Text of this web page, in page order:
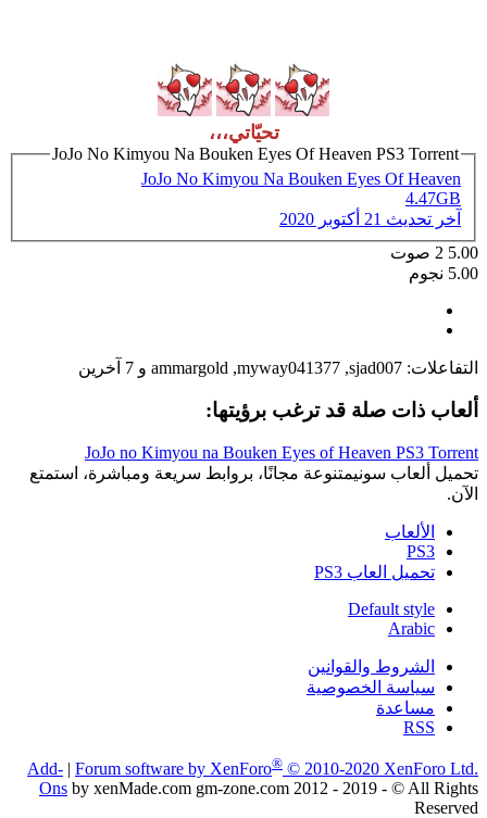
تحيّاتي،،،
JoJo No Kimyou Na Bouken Eyes Of Heaven PS3 Torrent
JoJo No Kimyou Na Bouken Eyes Of Heaven
4.47GB
آخر تحديث 21 أكتوبر 2020
5.00
2 صوت
5.00 نجوم
التفاعلات: sjad007
,
myway041377
,
ammargold و 7 آخرين
ألعاب ذات صلة قد ترغب برؤيتها:
JoJo no Kimyou na Bouken Eyes of Heaven PS3 Torrent
تحميل ألعاب سونيمتنوعة مجانًا، بروابط سريعة ومباشرة، استمتع
الآن.
الألعاب
PS3
تحميل العاب PS3
Default style
Arabic
الشروط والقوانين
سياسة الخصوصية
مساعدة
RSS
Forum software by XenForo® © 2010-2020 XenForo Ltd.
|
Add-
Ons by xenMade.com gm-zone.com 2012 - 2019 - © All Rights
Reserved